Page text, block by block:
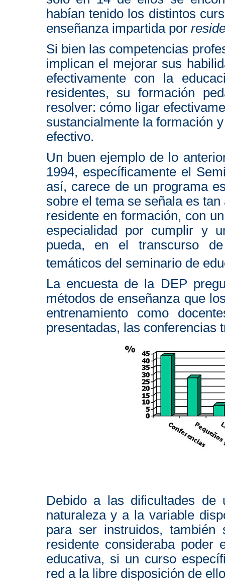
habían tenido los distintos
enseñanza impartida por
Si bien las competencias
implican el mejorar sus
efectivamente con la
residentes, su formación
resolver: cómo ligar
sustancialmente la formación
efectivo.
Un buen ejemplo de lo
1994, específicamente el
así, carece de un programa
sobre el tema se señala es
residente en formación, con
especialidad por cumplir y
pueda, en el transcurso
temáticos del seminario de
La encuesta de la DEP
métodos de enseñanza que
entrenamiento como
presentadas, las conferencias
Debido a las dificultades de
naturaleza y a la variable
para ser instruidos,
residente consideraba poder
educativa, si un curso
red a la libre disposición de